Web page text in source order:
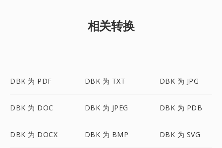
相关转换
DBK 为 PDF DBK 为 TXT DBK 为 JPG
DBK 为 DOC DBK 为 JPEG DBK 为 PDB
DBK 为 DOCX DBK 为 BMP DBK 为 SVG